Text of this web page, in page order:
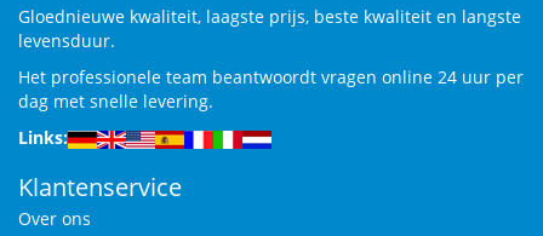
Gloednieuwe kwaliteit, laagste prijs, beste kwaliteit en langste
levensduur.
Het professionele team beantwoordt vragen online 24 uur per
dag met snelle levering.
Links:
Klantenservice
Over ons